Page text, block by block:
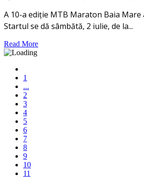
A 10-a ediție MTB Maraton Baia Mare
Startul se dă sâmbătă, 2 iulie, de la...
Read More
1
...
2
3
4
5
6
7
8
9
10
11